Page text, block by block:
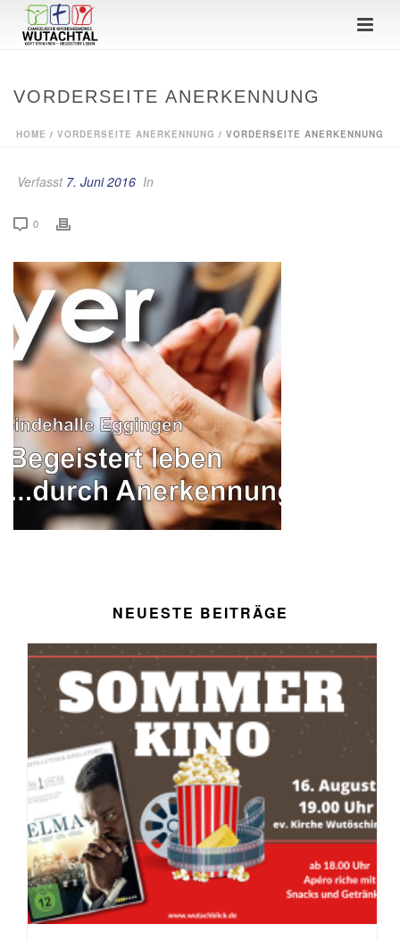
VORDERSEITE ANERKENNUNG
HOME / VORDERSEITE ANERKENNUNG / VORDERSEITE ANERKENNUNG
Verfasst 7. Juni 2016 In
0
NEUESTE BEITRÄGE